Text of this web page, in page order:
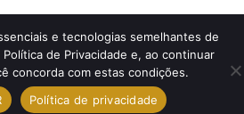
e tecnologias semelhantes de
de Privacidade e, ao continuar
concorda com estas condições.
Política de privacidade